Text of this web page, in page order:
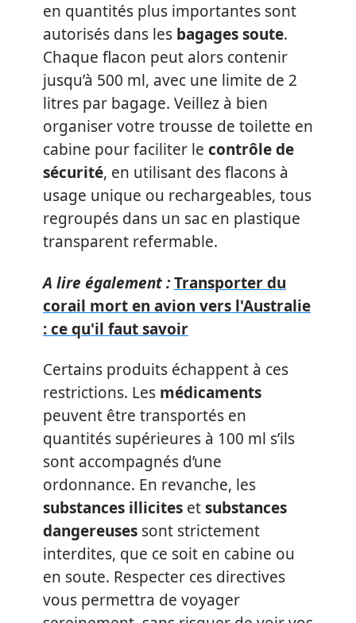
en quantités plus importantes sont
autorisés dans les bagages soute.
Chaque flacon peut alors contenir
jusqu’à 500 ml, avec une limite de 2
litres par bagage. Veillez à bien
organiser votre trousse de toilette en
cabine pour faciliter le contrôle de
sécurité, en utilisant des flacons à
usage unique ou rechargeables, tous
regroupés dans un sac en plastique
transparent refermable.
A lire également :Transporter du
corail mort en avion vers l'Australie
: ce qu'il faut savoir
Certains produits échappent à ces
restrictions. Les médicaments
peuvent être transportés en
quantités supérieures à 100 ml s’ils
sont accompagnés d’une
ordonnance. En revanche, les
substances illicites etsubstances
dangereuses sont strictement
interdites, que ce soit en cabine ou
en soute. Respecter ces directives
vous permettra de voyager